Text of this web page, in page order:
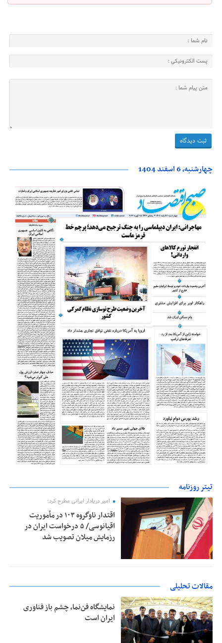
چهارشنبه، 6 اسفند 1404
تیتر روزنامه
امیر دریادار ایرانی مطرح کرد؛
اقتدار ناوگروه ۱۰۳ در مأموریت‌
اقیانوسی/ ۵ درخواست ایران در
رزمایش میلان تصویب شد
مقالات تحلیلی
نمایشگاه فن‌نما، چشم باز فناوری
ایران است